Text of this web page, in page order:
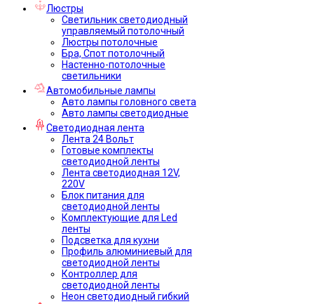
Люстры
Светильник светодиодный
управляемый потолочный
Люстры потолочные
Бра, Спот потолочный
Настенно-потолочные
светильники
Автомобильные лампы
Авто лампы головного света
Авто лампы светодиодные
Светодиодная лента
Лента 24 Вольт
Готовые комплекты
светодиодной ленты
Лента светодиодная 12V,
220V
Блок питания для
светодиодной ленты
Комплектующие для Led
ленты
Подсветка для кухни
Профиль алюминиевый для
светодиодной ленты
Контроллер для
светодиодной ленты
Неон светодиодный гибкий